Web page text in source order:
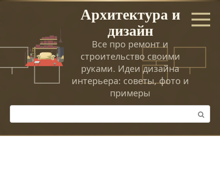
Перейти
Архитектура и
дизайн
Все про ремонт и
строительство своими
руками. Идеи дизайна
интерьера: советы, фото и
примеры
Поиск: